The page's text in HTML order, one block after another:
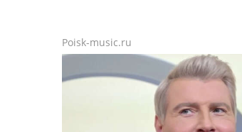
Poisk-music.ru